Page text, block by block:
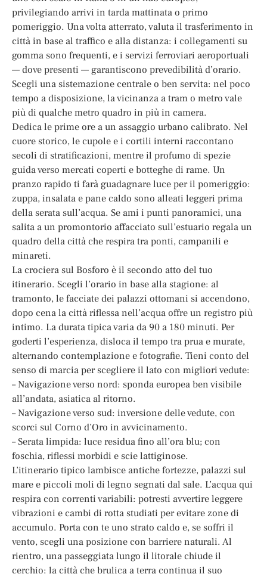
privilegiando arrivi in tarda mattinata o primo
pomeriggio. Una volta atterrato, valuta il trasferimento in
città in base al traffico e alla distanza: i collegamenti su
gomma sono frequenti, e i servizi ferroviari aeroportuali
— dove presenti — garantiscono prevedibilità d’orario.
Scegli una sistemazione centrale o ben servita: nel poco
tempo a disposizione, la vicinanza a tram o metro vale
più di qualche metro quadro in più in camera.
Dedica le prime ore a un assaggio urbano calibrato. Nel
cuore storico, le cupole e i cortili interni raccontano
secoli di stratificazioni, mentre il profumo di spezie
guida verso mercati coperti e botteghe di rame. Un
pranzo rapido ti farà guadagnare luce per il pomeriggio:
zuppa, insalata e pane caldo sono alleati leggeri prima
della serata sull’acqua. Se ami i punti panoramici, una
salita a un promontorio affacciato sull’estuario regala un
quadro della città che respira tra ponti, campanili e
minareti.
La crociera sul Bosforo è il secondo atto del tuo
itinerario. Scegli l’orario in base alla stagione: al
tramonto, le facciate dei palazzi ottomani si accendono,
dopo cena la città riflessa nell’acqua offre un registro più
intimo. La durata tipica varia da 90 a 180 minuti. Per
goderti l’esperienza, disloca il tempo tra prua e murate,
alternando contemplazione e fotografie. Tieni conto del
senso di marcia per scegliere il lato con migliori vedute:
– Navigazione verso nord: sponda europea ben visibile
all’andata, asiatica al ritorno.
– Navigazione verso sud: inversione delle vedute, con
scorci sul Corno d’Oro in avvicinamento.
– Serata limpida: luce residua fino all’ora blu; con
foschia, riflessi morbidi e scie lattiginose.
L’itinerario tipico lambisce antiche fortezze, palazzi sul
mare e piccoli moli di legno segnati dal sale. L’acqua qui
respira con correnti variabili: potresti avvertire leggere
vibrazioni e cambi di rotta studiati per evitare zone di
accumulo. Porta con te uno strato caldo e, se soffri il
vento, scegli una posizione con barriere naturali. Al
rientro, una passeggiata lungo il litorale chiude il
cerchio: la città che brulica a terra continua il suo